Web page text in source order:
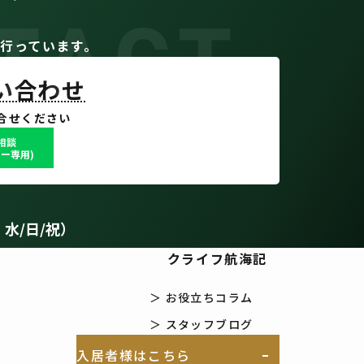
ています。
合わせ
せください
談
専用)
/日/祝）
クライフ航海記
＞ お役立ちコラム
＞ スタッフブログ
入居者様はこちら